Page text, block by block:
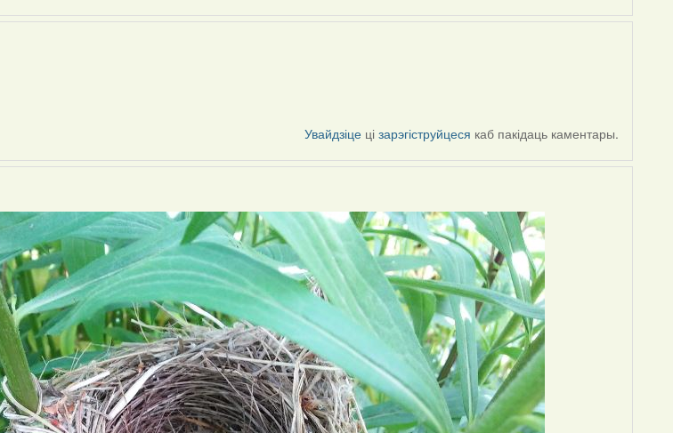
Увайдзіце цізарэгіструйцеся каб пакідаць каментары.